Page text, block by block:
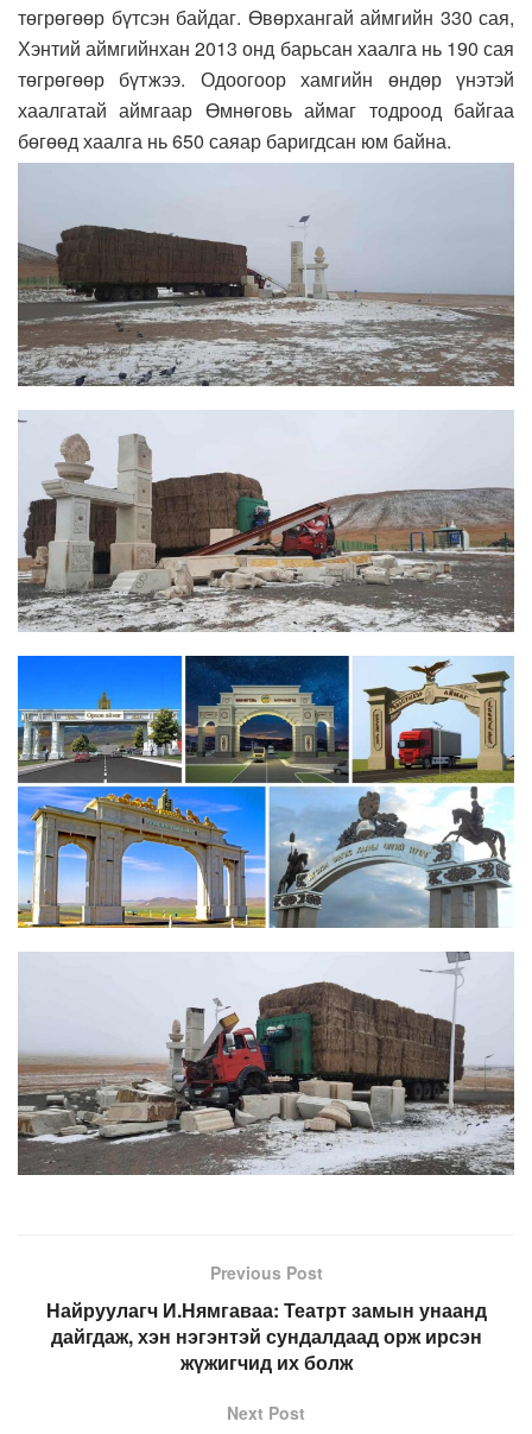
төгрөгөөр бүтсэн байдаг. Өвөрхангай аймгийн 330 сая,
Хэнтий аймгийнхан 2013 онд барьсан хаалга нь 190 сая
төгрөгөөр бүтжээ. Одоогоор хамгийн өндөр үнэтэй
хаалгатай аймгаар Өмнөговь аймаг тодроод байгаа
бөгөөд хаалга нь 650 саяар баригдсан юм байна.
Previous Post
Найруулагч И.Нямгаваа: Театрт замын унаанд
дайгдаж, хэн нэгэнтэй сундалдаад орж ирсэн
жүжигчид их болж
Next Post